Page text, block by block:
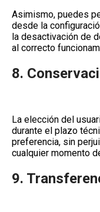
Asimismo, puedes
desde la
la desactivación de
al correcto
8.
La elección del
durante el plazo
preferencia, sin
cualquier momento
9.